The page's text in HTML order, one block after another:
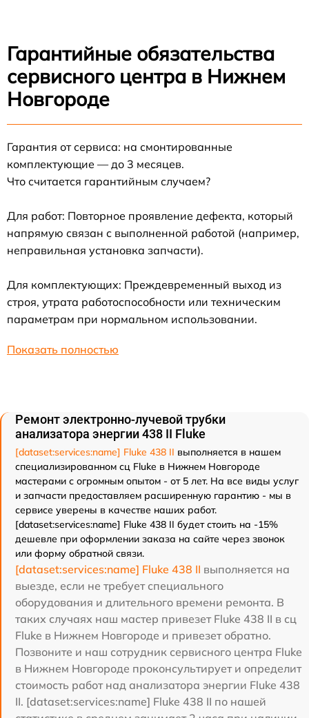
Гарантийные обязательства
сервисного центра в Нижнем
Новгороде
Гарантия от сервиса: на смонтированные
комплектующие — до 3 месяцев.
Что считается гарантийным случаем?
Для работ: Повторное проявление дефекта, который
напрямую связан с выполненной работой (например,
неправильная установка запчасти).
Для комплектующих: Преждевременный выход из
строя, утрата работоспособности или техническим
параметрам при нормальном использовании.
Показать полностью
Ремонт электронно-лучевой трубки
анализатора энергии 438 II Fluke
[dataset:services:name] Fluke 438 II выполняется в нашем
специализированном сц Fluke в Нижнем Новгороде
мастерами с огромным опытом - от 5 лет. На все виды услуг
и запчасти предоставляем расширенную гарантию - мы в
сервисе уверены в качестве наших работ.
[dataset:services:name] Fluke 438 II будет стоить на -15%
дешевле при оформлении заказа на сайте через звонок
или форму обратной связи.
[dataset:services:name] Fluke 438 II выполняется на
выезде, если не требует специального
оборудования и длительного времени ремонта. В
таких случаях наш мастер привезет Fluke 438 II в сц
Fluke в Нижнем Новгороде и привезет обратно.
Позвоните и наш сотрудник сервисного центра Fluke
в Нижнем Новгороде проконсультирует и определит
стоимость работ над анализатора энергии Fluke 438
II. [dataset:services:name] Fluke 438 II по нашей